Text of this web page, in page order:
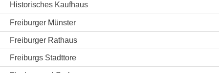
Historisches Kaufhaus
Freiburger Münster
Freiburger Rathaus
Freiburgs Stadttore